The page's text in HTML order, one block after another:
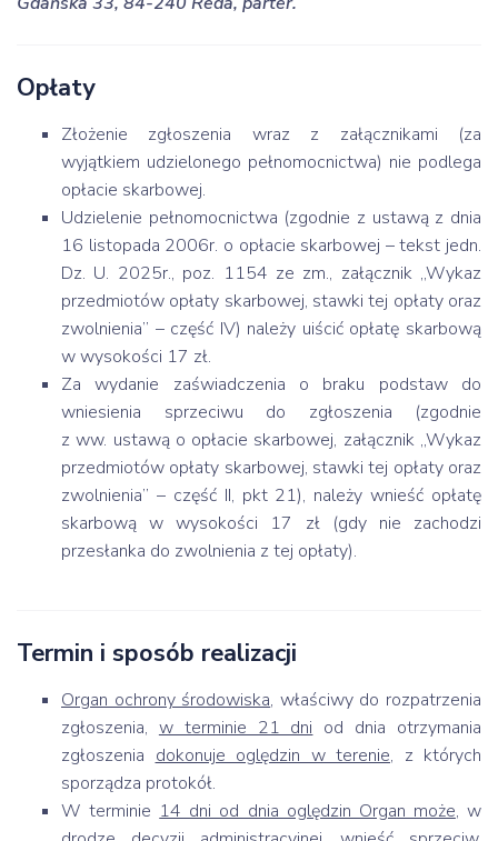
Opłaty
Złożenie zgłoszenia wraz z załącznikami (za
wyjątkiem udzielonego pełnomocnictwa) nie podlega
opłacie skarbowej.
Udzielenie pełnomocnictwa (zgodnie z ustawą z dnia
16 listopada 2006r. o opłacie skarbowej – tekst jedn.
Dz. U. 2025r., poz. 1154 ze zm., załącznik „Wykaz
przedmiotów opłaty skarbowej, stawki tej opłaty oraz
zwolnienia” – część IV) należy uiścić opłatę skarbową
w wysokości 17 zł.
Za wydanie zaświadczenia o braku podstaw do
wniesienia sprzeciwu do zgłoszenia (zgodnie
z ww. ustawą o opłacie skarbowej, załącznik „Wykaz
przedmiotów opłaty skarbowej, stawki tej opłaty oraz
zwolnienia” – część II, pkt 21), należy wnieść opłatę
skarbową w wysokości 17 zł (gdy nie zachodzi
przesłanka do zwolnienia z tej opłaty).
Termin i sposób realizacji
Organ ochrony środowiska, właściwy do rozpatrzenia
zgłoszenia, w terminie 21 dni od dnia otrzymania
zgłoszenia dokonuje oględzin w terenie, z których
sporządza protokół.
W terminie 14 dni od dnia oględzin Organ może, w